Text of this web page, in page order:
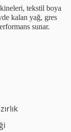
tekstil boya
kalan yağ, gres
sunar.